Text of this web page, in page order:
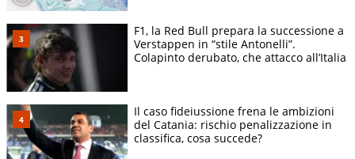
F1, la Red Bull prepara la successione a
Verstappen in “stile Antonelli”.
Colapinto derubato, che attacco all’Italia
Il caso fideiussione frena le ambizioni
del Catania: rischio penalizzazione in
classifica, cosa succede?